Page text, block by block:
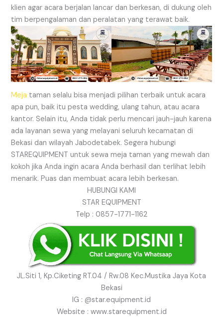
klien agar acara berjalan lancar dan berkesan, di dukung oleh
tim berpengalaman dan peralatan yang terawat baik.
Meja taman selalu bisa menjadi pilihan terbaik untuk acara
apa pun, baik itu pesta wedding, ulang tahun, atau acara
kantor. Selain itu, Anda tidak perlu mencari jauh-jauh karena
ada layanan sewa yang melayani seluruh kecamatan di
Bekasi dan wilayah Jabodetabek. Segera hubungi
STAREQUIPMENT untuk sewa meja taman yang mewah dan
kokoh jika Anda ingin acara Anda berhasil dan terlihat lebih
menarik. Puas dan membuat acara lebih berkesan.
HUBUNGI KAMI
STAR EQUIPMENT
Telp : 0857-1771-1162
JL.Siti 1, Kp.Ciketing RT.04 / Rw.08 Kec.Mustika Jaya Kota
Bekasi
IG : @star.equipment.id
Website : www.starequipment.id